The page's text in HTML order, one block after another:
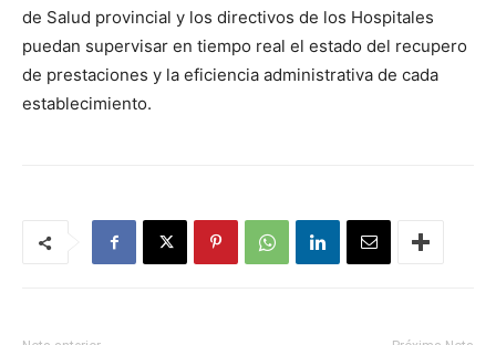
de Salud provincial y los directivos de los Hospitales
puedan supervisar en tiempo real el estado del recupero
de prestaciones y la eficiencia administrativa de cada
establecimiento.